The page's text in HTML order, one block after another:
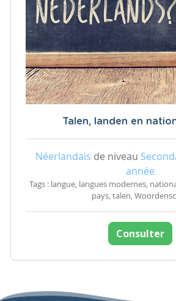
Talen, landen en
Néerlandais de niveau
année
Tags : langue, langues modernes,
pays, talen,
Consulter